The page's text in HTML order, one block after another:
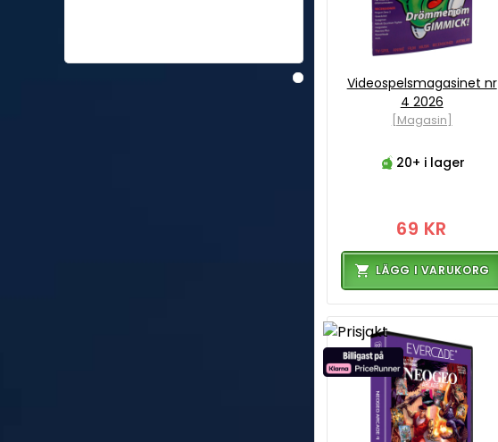
Videospelsmagasinet nr
4 2026
[Magasin]
20+ i lager
69 KR
LÄGG I VARUKORG